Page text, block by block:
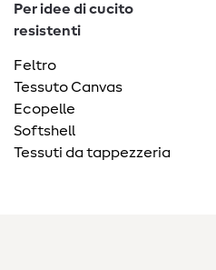
Per idee di cucito
resistenti
Feltro
Tessuto Canvas
Ecopelle
Softshell
Tessuti da tappezzeria